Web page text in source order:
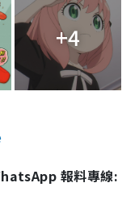
+4
報料專線: